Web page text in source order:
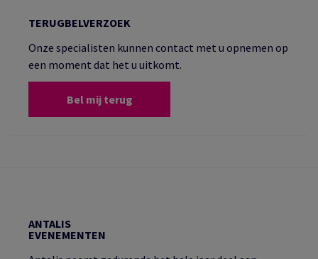
TERUGBELVERZOEK
Onze specialisten kunnen contact met u opnemen op
een moment dat het u uitkomt.
Bel mij terug
ANTALIS
EVENEMENTEN